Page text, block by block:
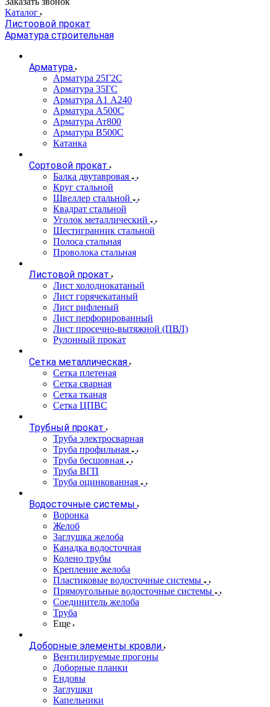
Каталог
Листоовой прокат
Арматура строительная
Арматура
Арматура 25Г2С
Арматура 35ГС
Арматура А1 А240
Арматура А500С
Арматура Ат800
Арматура В500С
Катанка
Сортовой прокат
Балка двутавровая
Круг стальной
Швеллер стальной
Квадрат стальной
Уголок металлический
Шестигранник стальной
Полоса стальная
Проволока стальная
Листовой прокат
Лист холоднокатаный
Лист горячекатаный
Лист рифленый
Лист перфорированный
Лист просечно-вытяжной (ПВЛ)
Рулонный прокат
Сетка металлическая
Сетка плетеная
Сетка сварная
Сетка тканая
Сетка ЦПВС
Трубный прокат
Труба электросварная
Труба профильная
Труба бесшовная
Труба ВГП
Труба оцинкованная
Водосточные системы
Воронка
Желоб
Заглушка желоба
Канадка водосточная
Колено трубы
Крепление желоба
Пластиковые водосточные системы
Прямоугольные водосточные системы
Соединитель желоба
Труба
Еще
Доборные элементы кровли
Вентилируемые прогоны
Доборные планки
Ендовы
Заглушки
Капельники